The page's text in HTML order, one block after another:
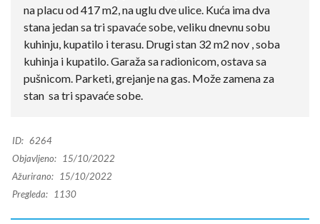
na placu od 417 m2, na uglu dve ulice. Kuća ima dva
stana jedan sa tri spavaće sobe, veliku dnevnu sobu
kuhinju, kupatilo i terasu. Drugi stan 32 m2 nov , soba
kuhinja i kupatilo. Garaža sa radionicom, ostava sa
pušnicom. Parketi, grejanje na gas. Može zamena za
stan sa tri spavaće sobe.
ID: 6264
Objavljeno:
15/10/2022
Ažurirano:
15/10/2022
Pregleda:
1130